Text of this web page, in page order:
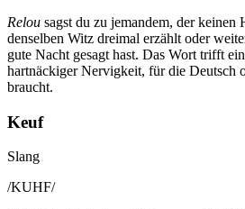
Relou sagst du zu jemandem, der keinen
denselben Witz dreimal erzählt oder
gute Nacht gesagt hast. Das Wort trifft
hartnäckiger Nervigkeit, für die Deutsch
braucht.
Keuf
Slang
/KUHF/